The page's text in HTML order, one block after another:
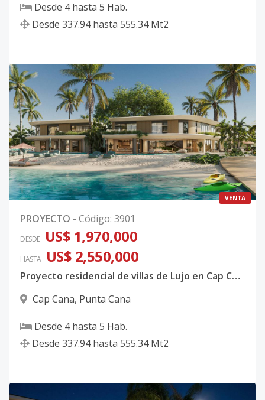
Desde 4 hasta 5 Hab.
Desde 337.94 hasta 555.34 Mt2
VENTA
PROYECTO - Código: 3901
DESDE US$ 1,970,000
HASTA US$ 2,550,000
Proyecto residencial de villas de Lujo en Cap Cana
Cap Cana, Punta Cana
Desde 4 hasta 5 Hab.
Desde 337.94 hasta 555.34 Mt2